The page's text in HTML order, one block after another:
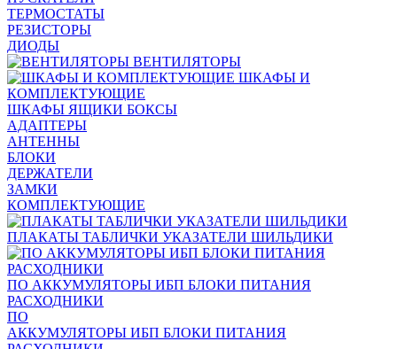
ТЕРМОСТАТЫ
РЕЗИСТОРЫ
ДИОДЫ
ВЕНТИЛЯТОРЫ
ШКАФЫ И
КОМПЛЕКТУЮЩИЕ
ШКАФЫ ЯЩИКИ БОКСЫ
АДАПТЕРЫ
АНТЕННЫ
БЛОКИ
ДЕРЖАТЕЛИ
ЗАМКИ
КОМПЛЕКТУЮЩИЕ
ПЛАКАТЫ ТАБЛИЧКИ УКАЗАТЕЛИ ШИЛЬДИКИ
ПО АККУМУЛЯТОРЫ ИБП БЛОКИ ПИТАНИЯ
РАСХОДНИКИ
ПО
АККУМУЛЯТОРЫ ИБП БЛОКИ ПИТАНИЯ